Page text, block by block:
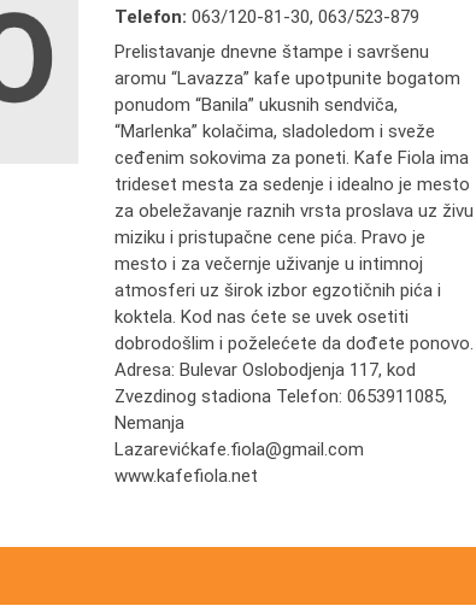
Telefon:063/120-81-30,063/523-879
Prelistavanje dnevne štampe i savršenu
aromu “Lavazza” kafe upotpunite bogatom
ponudom “Banila” ukusnih sendviča,
“Marlenka” kolačima, sladoledom i sveže
ceđenim sokovima za poneti. Kafe Fiola ima
trideset mesta za sedenje i idealno je mesto
za obeležavanje raznih vrsta proslava uz živu
miziku i pristupačne cene pića. Pravo je
mesto i za večernje uživanje u intimnoj
atmosferi uz širok izbor egzotičnih pića i
koktela. Kod nas ćete se uvek osetiti
dobrodošlim i poželećete da dođete ponovo.
Adresa: Bulevar Oslobodjenja 117, kod
Zvezdinog stadiona Telefon: 0653911085,
Nemanja
Lazarevićkafe.fiola@gmail.com
www.kafefiola.net